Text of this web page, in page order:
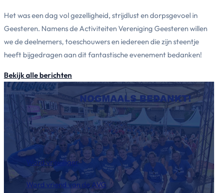
Het was een dag vol gezelligheid, strijdlust en dorpsgevoel in
Geesteren. Namens de Activiteiten Vereniging Geesteren willen
we de deelnemers, toeschouwers en iedereen die zijn steentje
heeft bijgedragen aan dit fantastische evenement bedanken!
Bekijk alle berichten
Word vrijwilliger
Word vriend van de AVG